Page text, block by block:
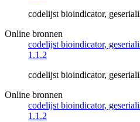
codelijst bioindicator,
Online bronnen
codelijst bioindicator,
1.1.2
codelijst bioindicator,
Online bronnen
codelijst bioindicator,
1.1.2